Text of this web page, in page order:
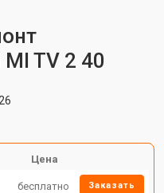
TV 2 40
Цена
бесплатно Заказать